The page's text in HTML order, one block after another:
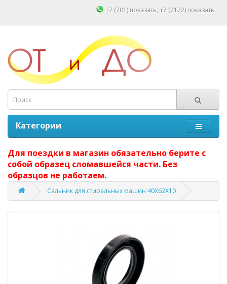
+7 (701) показать, +7 (7172) показать
Категории
Для поездки в магазин обязательно берите с
собой образец сломавшейся части. Без
образцов не работаем.
Сальник для стиральных машин 40X62X10